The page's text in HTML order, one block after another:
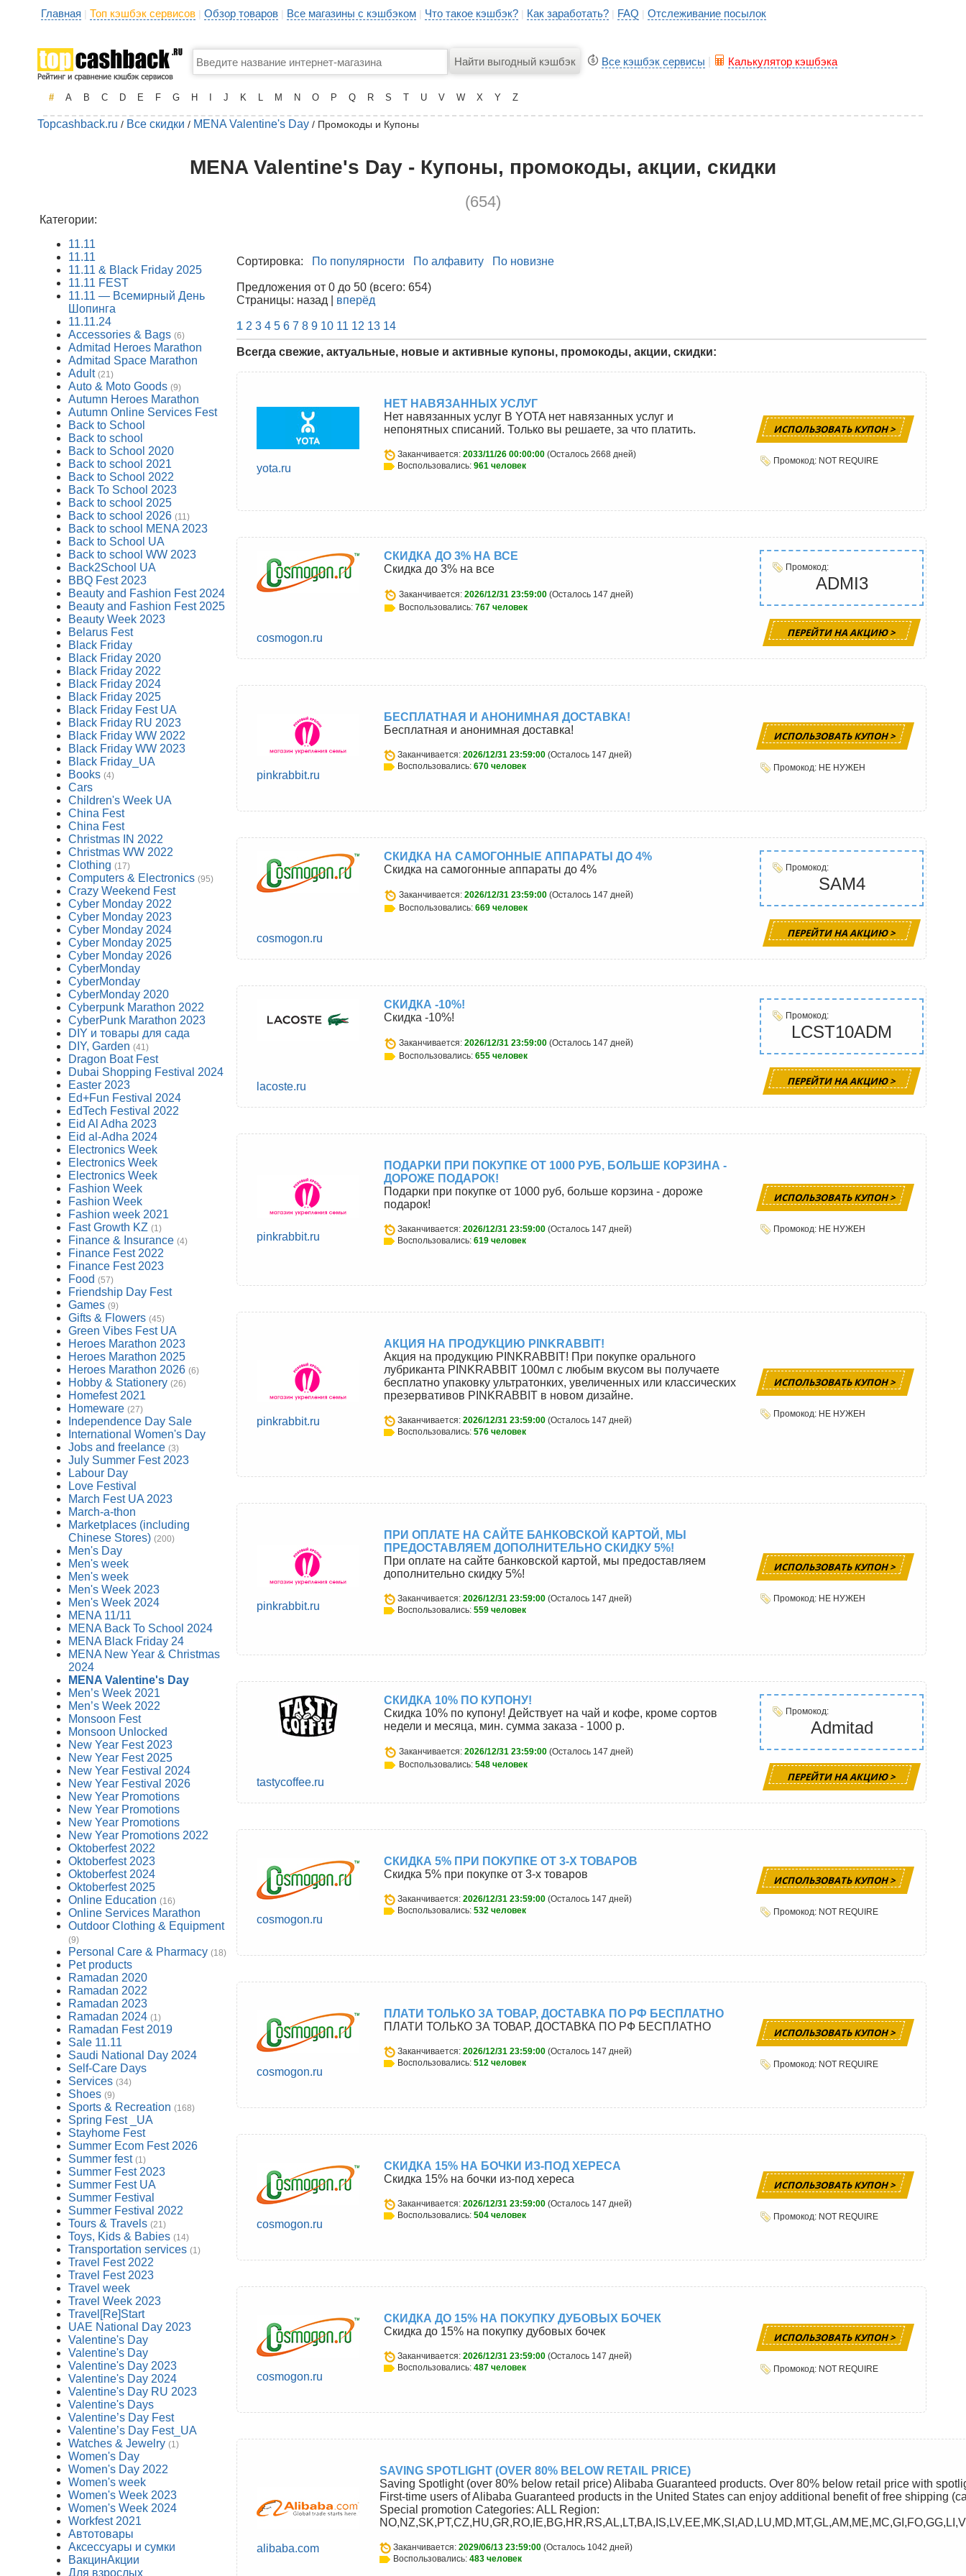
Главная | Топ кэшбэк сервисов | Обзор товаров | Все магазины с кэшбэком | Что такое кэшбэк? | Как заработать? | FAQ | Отслеживание посылок
Все кэшбэк сервисы Калькулятор кэшбэка
# A B C D E F G H J K L M N O P Q R S T U V W X Y Z
Topcashback.ru / Все скидки / MENA Valentine's Day / Промокоды и Купоны
MENA Valentine's Day - Купоны, промокоды, акции, скидки
(654)
Категории:
11.11
11.11
11.11 & Black Friday 2025
11.11 FEST
11.11 — Всемирный День
Шопинга
11.11.24
Accessories & Bags (6)
Admitad Heroes Marathon
Admitad Space Marathon
Adult (21)
Auto & Moto Goods (9)
Autumn Heroes Marathon
Autumn Online Services Fest
Back to School
Back to school
Back to School 2020
Back to school 2021
Back to School 2022
Back To School 2023
Back to school 2025
Back to school 2026 (11)
Back to school MENA 2023
Back to School UA
Back to school WW 2023
Back2School UA
BBQ Fest 2023
Beauty and Fashion Fest 2024
Beauty and Fashion Fest 2025
Beauty Week 2023
Belarus Fest
Black Friday
Black Friday 2020
Black Friday 2022
Black Friday 2024
Black Friday 2025
Black Friday Fest UA
Black Friday RU 2023
Black Friday WW 2022
Black Friday WW 2023
Black Friday_UA
Books (4)
Cars
Children's Week UA
China Fest
China Fest
Christmas IN 2022
Christmas WW 2022
Clothing (17)
Computers & Electronics (95)
Crazy Weekend Fest
Cyber Monday 2022
Cyber Monday 2023
Cyber Monday 2024
Cyber Monday 2025
Cyber Monday 2026
CyberMonday
CyberMonday
CyberMonday 2020
Cyberpunk Marathon 2022
CyberPunk Marathon 2023
DIY и товары для сада
DIY, Garden (41)
Dragon Boat Fest
Dubai Shopping Festival 2024
Easter 2023
Ed+Fun Festival 2024
EdTech Festival 2022
Eid Al Adha 2023
Eid al-Adha 2024
Electronics Week
Electronics Week
Electronics Week
Fashion Week
Fashion Week
Fashion week 2021
Fast Growth KZ (1)
Finance & Insurance (4)
Finance Fest 2022
Finance Fest 2023
Food (57)
Friendship Day Fest
Games (9)
Gifts & Flowers (45)
Green Vibes Fest UA
Heroes Marathon 2023
Heroes Marathon 2025
Heroes Marathon 2026 (6)
Hobby & Stationery (26)
Homefest 2021
Homeware (27)
Independence Day Sale
International Women's Day
Jobs and freelance (3)
July Summer Fest 2023
Labour Day
Love Festival
March Fest UA 2023
March-a-thon
Marketplaces (including
Chinese Stores) (200)
Men's Day
Men's week
Men's week
Men's Week 2023
Men's Week 2024
MENA 11/11
MENA Back To School 2024
MENA Black Friday 24
MENA New Year & Christmas
2024
MENA Valentine's Day
Men’s Week 2021
Men’s Week 2022
Monsoon Fest
Monsoon Unlocked
New Year Fest 2023
New Year Fest 2025
New Year Festival 2024
New Year Festival 2026
New Year Promotions
New Year Promotions
New Year Promotions
New Year Promotions 2022
Oktoberfest 2022
Oktoberfest 2023
Oktoberfest 2024
Oktoberfest 2025
Online Education (16)
Online Services Marathon
Outdoor Clothing & Equipment
(9)
Personal Care & Pharmacy (18)
Pet products
Ramadan 2020
Ramadan 2022
Ramadan 2023
Ramadan 2024 (1)
Ramadan Fest 2019
Sale 11.11
Saudi National Day 2024
Self-Care Days
Services (34)
Shoes (9)
Sports & Recreation (168)
Spring Fest _UA
Stayhome Fest
Summer Ecom Fest 2026
Summer fest (1)
Summer Fest 2023
Summer Fest UA
Summer Festival
Summer Festival 2022
Tours & Travels (21)
Toys, Kids & Babies (14)
Transportation services (1)
Travel Fest 2022
Travel Fest 2023
Travel week
Travel Week 2023
Travel[Re]Start
UAE National Day 2023
Valentine's Day
Valentine's Day
Valentine's Day 2023
Valentine's Day 2024
Valentine's Day RU 2023
Valentine's Days
Valentine’s Day Fest
Valentine’s Day Fest_UA
Watches & Jewelry (1)
Women's Day
Women's Day 2022
Women's week
Women's Week 2023
Women's Week 2024
Workfest 2021
Автотовары
Аксессуары и сумки
ВакцинАкции
Для взрослых
Сортировка: По популярности По алфавиту По новизне
Предложения от 0 до 50 (всего: 654)
Страницы: назад | вперёд
1 2 3 4 5 6 7 8 9 10 11 12 13 14
Всегда свежие, актуальные, новые и активные купоны, промокоды, акции, скидки:
yota.ru
НЕТ НАВЯЗАННЫХ УСЛУГ
Нет навязанных услуг В YOTA нет навязанных услуг и
непонятных списаний. Только вы решаете, за что платить.
Заканчивается: 2033/11/26 00:00:00 (Осталось 2668 дней)
Воспользовались: 961 человек
ИСПОЛЬЗОВАТЬ КУПОН >
Промокод: NOT REQUIRE
cosmogon.ru
СКИДКА ДО 3% НА ВСЕ
Скидка до 3% на все
Заканчивается: 2026/12/31 23:59:00 (Осталось 147 дней)
Воспользовались: 767 человек
Промокод:
ADMI3
ПЕРЕЙТИ НА АКЦИЮ >
pinkrabbit.ru
БЕСПЛАТНАЯ И АНОНИМНАЯ ДОСТАВКА!
Бесплатная и анонимная доставка!
Заканчивается: 2026/12/31 23:59:00 (Осталось 147 дней)
Воспользовались: 670 человек
ИСПОЛЬЗОВАТЬ КУПОН >
Промокод: НЕ НУЖЕН
cosmogon.ru
СКИДКА НА САМОГОННЫЕ АППАРАТЫ ДО 4%
Скидка на самогонные аппараты до 4%
Заканчивается: 2026/12/31 23:59:00 (Осталось 147 дней)
Воспользовались: 669 человек
Промокод:
SAM4
ПЕРЕЙТИ НА АКЦИЮ >
lacoste.ru
СКИДКА -10%!
Скидка -10%!
Заканчивается: 2026/12/31 23:59:00 (Осталось 147 дней)
Воспользовались: 655 человек
Промокод:
LCST10ADM
ПЕРЕЙТИ НА АКЦИЮ >
pinkrabbit.ru
ПОДАРКИ ПРИ ПОКУПКЕ ОТ 1000 РУБ, БОЛЬШЕ КОРЗИНА -
ДОРОЖЕ ПОДАРОК!
Подарки при покупке от 1000 руб, больше корзина - дороже
подарок!
Заканчивается: 2026/12/31 23:59:00 (Осталось 147 дней)
Воспользовались: 619 человек
ИСПОЛЬЗОВАТЬ КУПОН >
Промокод: НЕ НУЖЕН
pinkrabbit.ru
АКЦИЯ НА ПРОДУКЦИЮ PINKRABBIT!
Акция на продукцию PINKRABBIT! При покупке орального
лубриканта PINKRABBIT 100мл с любым вкусом вы получаете
бесплатно упаковку ультратонких, увеличенных или классических
презервативов PINKRABBIT в новом дизайне.
Заканчивается: 2026/12/31 23:59:00 (Осталось 147 дней)
Воспользовались: 576 человек
ИСПОЛЬЗОВАТЬ КУПОН >
Промокод: НЕ НУЖЕН
pinkrabbit.ru
ПРИ ОПЛАТЕ НА САЙТЕ БАНКОВСКОЙ КАРТОЙ, МЫ
ПРЕДОСТАВЛЯЕМ ДОПОЛНИТЕЛЬНО СКИДКУ 5%!
При оплате на сайте банковской картой, мы предоставляем
дополнительно скидку 5%!
Заканчивается: 2026/12/31 23:59:00 (Осталось 147 дней)
Воспользовались: 559 человек
ИСПОЛЬЗОВАТЬ КУПОН >
Промокод: НЕ НУЖЕН
tastycoffee.ru
СКИДКА 10% ПО КУПОНУ!
Скидка 10% по купону! Действует на чай и кофе, кроме сортов
недели и месяца, мин. сумма заказа - 1000 р.
Заканчивается: 2026/12/31 23:59:00 (Осталось 147 дней)
Воспользовались: 548 человек
Промокод:
Admitad
ПЕРЕЙТИ НА АКЦИЮ >
cosmogon.ru
СКИДКА 5% ПРИ ПОКУПКЕ ОТ 3-Х ТОВАРОВ
Скидка 5% при покупке от 3-х товаров
Заканчивается: 2026/12/31 23:59:00 (Осталось 147 дней)
Воспользовались: 532 человек
ИСПОЛЬЗОВАТЬ КУПОН >
Промокод: NOT REQUIRE
cosmogon.ru
ПЛАТИ ТОЛЬКО ЗА ТОВАР, ДОСТАВКА ПО РФ БЕСПЛАТНО
ПЛАТИ ТОЛЬКО ЗА ТОВАР, ДОСТАВКА ПО РФ БЕСПЛАТНО
Заканчивается: 2026/12/31 23:59:00 (Осталось 147 дней)
Воспользовались: 512 человек
ИСПОЛЬЗОВАТЬ КУПОН >
Промокод: NOT REQUIRE
cosmogon.ru
СКИДКА 15% НА БОЧКИ ИЗ-ПОД ХЕРЕСА
Скидка 15% на бочки из-под хереса
Заканчивается: 2026/12/31 23:59:00 (Осталось 147 дней)
Воспользовались: 504 человек
ИСПОЛЬЗОВАТЬ КУПОН >
Промокод: NOT REQUIRE
cosmogon.ru
СКИДКА ДО 15% НА ПОКУПКУ ДУБОВЫХ БОЧЕК
Скидка до 15% на покупку дубовых бочек
Заканчивается: 2026/12/31 23:59:00 (Осталось 147 дней)
Воспользовались: 487 человек
ИСПОЛЬЗОВАТЬ КУПОН >
Промокод: NOT REQUIRE
alibaba.com
SAVING SPOTLIGHT (OVER 80% BELOW RETAIL PRICE)
Saving Spotlight (over 80% below retail price) Alibaba Guaranteed products. Over 80% below retail price with
First-time users of Alibaba Guaranteed products in the United States can enjoy additional benefit of free shipping
Special promotion Categories: ALL Region:
Заканчивается: 2029/06/13 23:59:00 (Осталось 1042 дней)
Воспользовались: 483 человек